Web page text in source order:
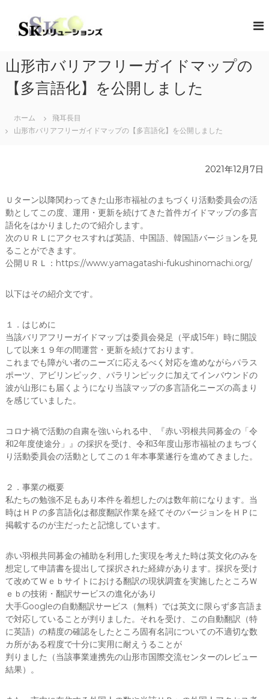
リ
ュ
ー
ン
の
コ
ン
セ
ー
（
ョ
ン
・
コ
ラ
レ
め
ざ
し
て
山形市バリアフリーガイドマップの
【多言語化】を公開しました
ホーム
飛耳長目
山形市バリアフリーガイドマップの【多言語化】を公開しました
2021年12月7日
Ｕターン以降関わってきた山形市福祉のまちづくり活動委員会の活
動としてこの度、運用・更新を続けてきた首件ガイドマップの多言
語化をはかりましたので紹介します。
次のＵＲＬにアクセスすれば英語、中国語、韓国語バージョンを見
ることができます。
公開ＵＲＬ：https://www.yamagatashi-fukushinomachi.org/
以下はその紹介文です。
１．はじめに
当該バリアフリーガイドマップは委員会発足（平成15年）時に開設
して以来１９年の間運営・更新を続けております。
これまでも障がい者のニーズに応えるべく対応を進めながらパラス
ポーツ、アビリンピック、パラリンピックに加えてインバウンドの
波が山形にも届くようになり当該マップの多言語化ニーズの高まり
を感じていました。
コロナ禍で活動の自粛を強いられる中、『赤い羽根共同募金の「令
和2年度使途分」』の採択を受け、令和3年度山形市福祉のまちづく
り活動委員会の活動としてこの１年本事業遂行を進めてきました。
２．事業の概要
私たちの勉強不足もあり本件を着想したのは数年前になります。当
時はＨＰの多言語化は都度翻訳作業を経てそのバージョンをＨＰに
掲載するのが主だったと記憶しています。
赤い羽根共同募金の補助を利用した実現を考えた時は英文化のみを
想定して申請書を提出して採択された経緯があります。採択を受け
て改めてＷｅｂサイトにおける翻訳の現状調査を実施したところＷ
ｅｂの技術・翻訳サービスの進化があり
大手Googleの自動翻訳サービス（無料）では英文に限らず多言語ま
で対応していることが判りました。それを受け、この自動翻訳（特
に英語）の精度の確認をしたところ固有名詞についての不適切な数
カ所がある程度で十分に実用に耐えうることが
判りました（当該事業連携先の山形市国際交流センターのレビュー
結果）。